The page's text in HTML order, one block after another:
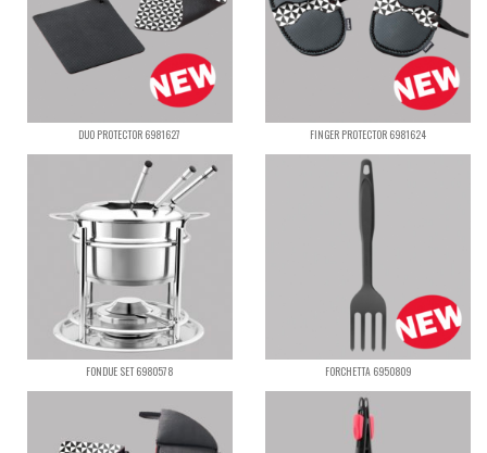
DUO PROTECTOR 6981627 FINGER PROTECTOR 6981624
FONDUE SET 6980578 FORCHETTA 6950809